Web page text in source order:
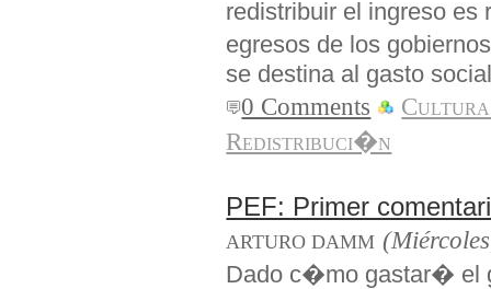
redistribuir el ingreso es
egresos de los
se destina al gasto
0 Comments
Cultura
Redistribuci�n
PEF: Primer
ARTURO DAMM
Dado c�mo gastar� el